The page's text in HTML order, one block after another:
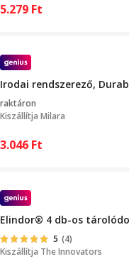
5.279 Ft
Irodai rendszerező,
raktáron
Kiszállítja Milara
3.046 Ft
Elindor® 4 db-os
5 (4)
Kiszállítja The Innovators